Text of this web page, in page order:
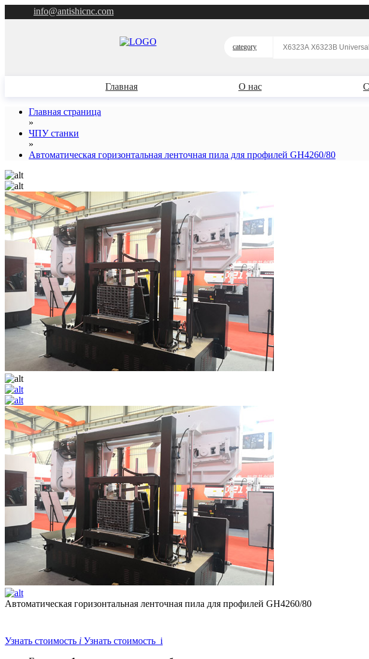
info@antishicnc.com
category
Главная О нас
Главная страница
»
ЧПУ станки
»
Автоматическая горизонтальная ленточная пила для профилей GH4260/80
Автоматическая горизонтальная ленточная пила для профилей GH4260/80
Узнать стоимость i Узнать стоимость i